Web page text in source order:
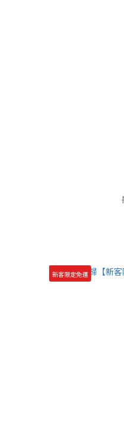
新客限定免運